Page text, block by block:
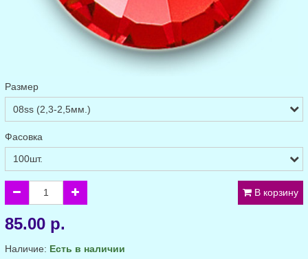
Размер
Фасовка
В корзину
85.00 р.
Наличие: Есть в наличии